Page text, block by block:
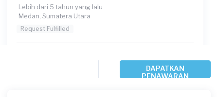
Lebih dari 5 tahun yang lalu
Medan, Sumatera Utara
Request Fulfilled
DAPATKAN
PENAWARAN